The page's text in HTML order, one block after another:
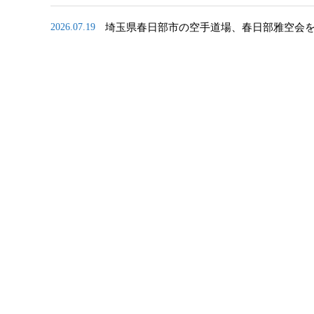
2026.07.19 埼玉県春日部市の空手道場、春日部雅空会